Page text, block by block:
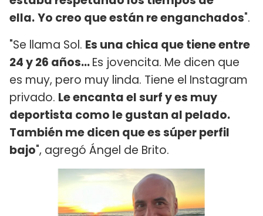
ella.Yo creo que están re enganchados".
"Se llama Sol. Es una chica que tiene entre
24 y 26 años...Es jovencita. Me dicen que
es muy, pero muy linda. Tiene el Instagram
privado. Le encanta el surf y es muy
deportista como le gustan al pelado.
También me dicen que es súper perfil
bajo", agregó Ángel de Brito.